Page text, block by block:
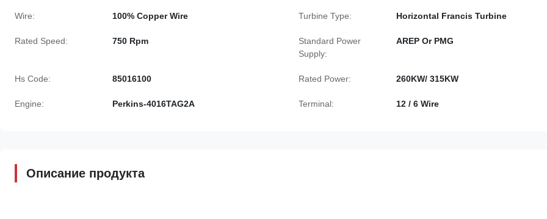
Wire: 100% Copper Wire Turbine Type: Horizontal Francis Turbine
Rated Speed: 750 Rpm
Standard Power
Supply:
AREP Or PMG
Hs Code: 85016100 Rated Power: 260KW/ 315KW
Engine: Perkins-4016TAG2A Terminal: 12 / 6 Wire
Описание продукта